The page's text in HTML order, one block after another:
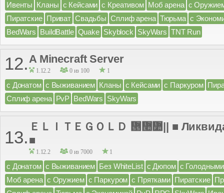
Ивенты Кланы с Кейсами с Креативом Моб арена с
Пиратские Приват Свадьбы Сплиф арена Тюрьма с
BedWars BuildBattle Quake Skyblock SkyWars TNT Run
12.A Minecraft Server
1.12.2 0 из 100 1
с Донатом с Выживанием Кланы с Кейсами с Паркуром
Сплиф арена PvP BedWars SkyWars
13.
ＥＬＩＴＥＧＯＬＤ ᝕៪៺|| ■
■
1.12.2 0 из 7000 1
с Донатом с Выживанием Без WhiteList с Дюпом с
Моб арена с Оружием с Паркуром с Прятками Пиратские